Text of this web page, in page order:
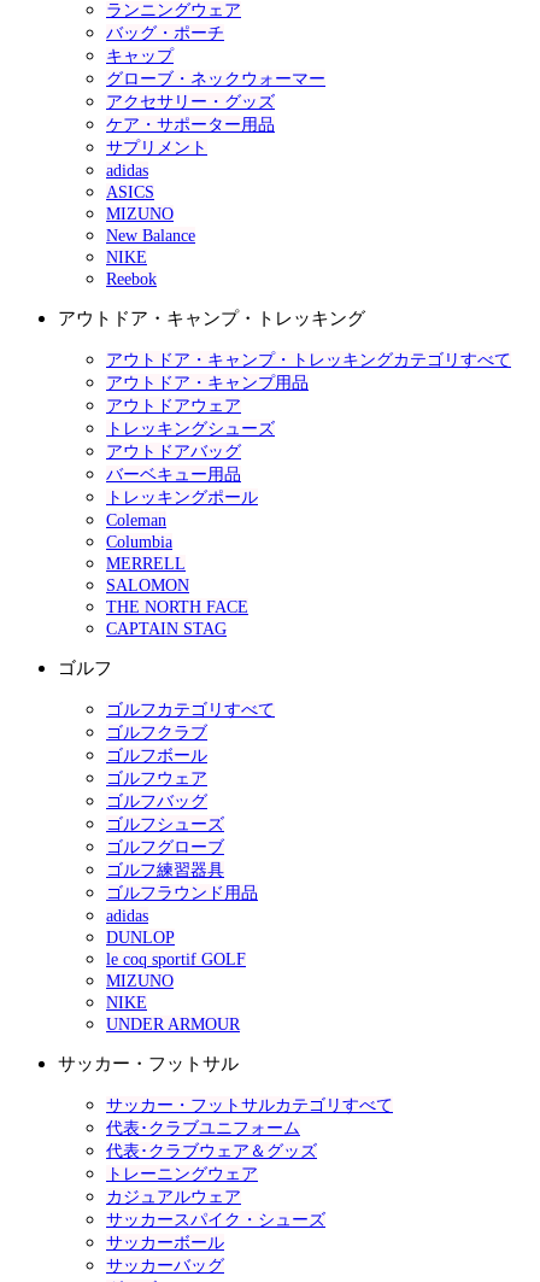
ランニングウェア
バッグ・ポーチ
キャップ
グローブ・ネックウォーマー
アクセサリー・グッズ
ケア・サポーター用品
サプリメント
adidas
ASICS
MIZUNO
New Balance
NIKE
Reebok
アウトドア・キャンプ・トレッキング
アウトドア・キャンプ・トレッキングカテゴリすべて
アウトドア・キャンプ用品
アウトドアウェア
トレッキングシューズ
アウトドアバッグ
バーベキュー用品
トレッキングポール
Coleman
Columbia
MERRELL
SALOMON
THE NORTH FACE
CAPTAIN STAG
ゴルフ
ゴルフカテゴリすべて
ゴルフクラブ
ゴルフボール
ゴルフウェア
ゴルフバッグ
ゴルフシューズ
ゴルフグローブ
ゴルフ練習器具
ゴルフラウンド用品
adidas
DUNLOP
le coq sportif GOLF
MIZUNO
NIKE
UNDER ARMOUR
サッカー・フットサル
サッカー・フットサルカテゴリすべて
代表･クラブユニフォーム
代表･クラブウェア＆グッズ
トレーニングウェア
カジュアルウェア
サッカースパイク・シューズ
サッカーボール
サッカーバッグ